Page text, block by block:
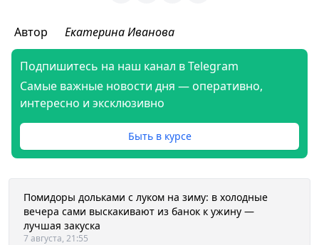
Автор Екатерина Иванова
Подпишитесь на наш канал в Telegram
Самые важные новости дня — оперативно,
интересно и эксклюзивно
Быть в курсе
Помидоры дольками с луком на зиму: в холодные
вечера сами выскакивают из банок к ужину —
лучшая закуска
7 августа, 21:55